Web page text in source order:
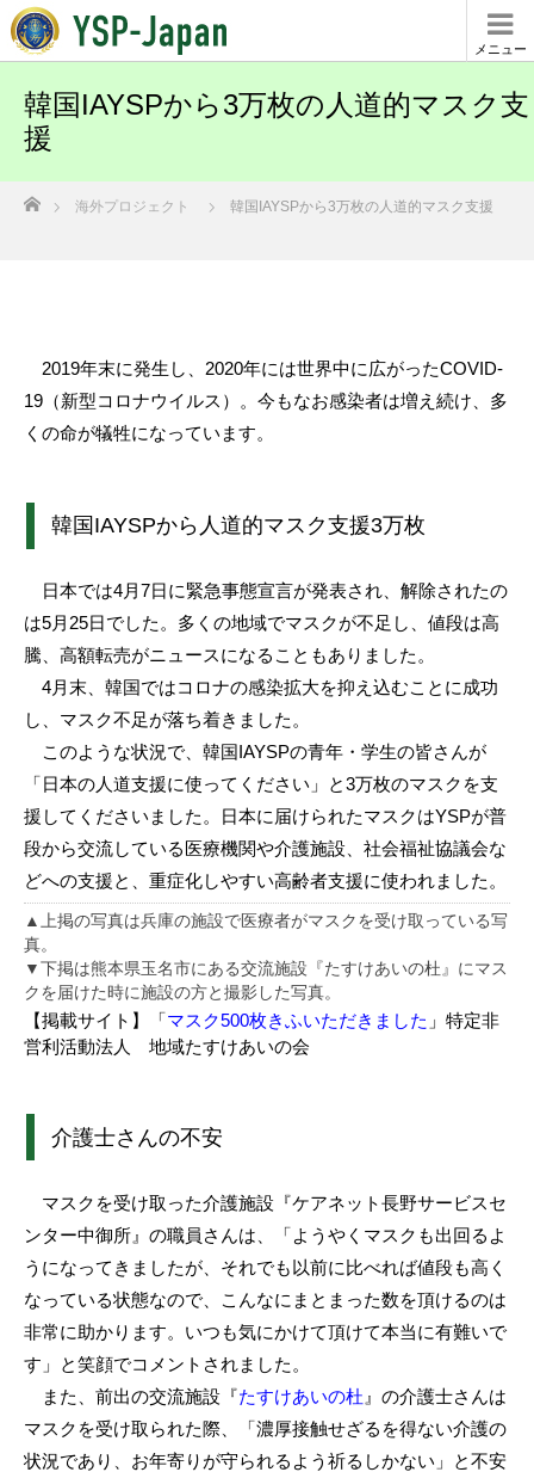
メニュー
韓国IAYSPから3万枚の人道的マスク支
援
ホーム
海外プロジェクト 韓国IAYSPから3万枚の人道的マスク支援
2019年末に発生し、2020年には世界中に広がったCOVID-
19（新型コロナウイルス）。今もなお感染者は増え続け、多
くの命が犠牲になっています。
韓国IAYSPから人道的マスク支援3万枚
日本では4月7日に緊急事態宣言が発表され、解除されたの
は5月25日でした。多くの地域でマスクが不足し、値段は高
騰、高額転売がニュースになることもありました。
4月末、韓国ではコロナの感染拡大を抑え込むことに成功
し、マスク不足が落ち着きました。
このような状況で、韓国IAYSPの青年・学生の皆さんが
「日本の人道支援に使ってください」と3万枚のマスクを支
援してくださいました。日本に届けられたマスクはYSPが普
段から交流している医療機関や介護施設、社会福祉協議会な
どへの支援と、重症化しやすい高齢者支援に使われました。
▲上掲の写真は兵庫の施設で医療者がマスクを受け取っている写
真。
▼下掲は熊本県玉名市にある交流施設『たすけあいの杜』にマス
クを届けた時に施設の方と撮影した写真。
【掲載サイト】「マスク500枚きふいただきました 」特定非
営利活動法人 地域たすけあいの会
介護士さんの不安
マスクを受け取った介護施設『ケアネット長野サービスセ
ンター中御所』の職員さんは、「ようやくマスクも出回るよ
うになってきましたが、それでも以前に比べれば値段も高く
なっている状態なので、こんなにまとまった数を頂けるのは
非常に助かります。いつも気にかけて頂けて本当に有難いで
す」と笑顔でコメントされました。
また、前出の交流施設『たすけあいの杜 』の介護士さんは
マスクを受け取られた際、「濃厚接触せざるを得ない介護の
状況であり、お年寄りが守られるよう祈るしかない」と不安